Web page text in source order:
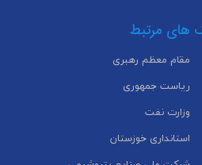
های مرتبط
مقام معظم رهبری
ریاست جمهوری
وزارت نفت
استانداری خوزستان